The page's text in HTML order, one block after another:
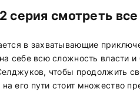
серия смотреть
в захватывающие
себе всю сложность власти
чтобы продолжить
его пути стоит множество